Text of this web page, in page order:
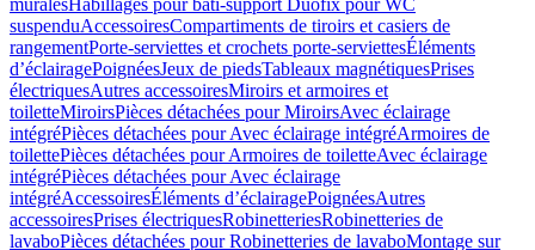
muralesHabillages pour bâti-support Duofix pour WC
suspenduAccessoiresCompartiments de tiroirs et casiers de
rangementPorte-serviettes et crochets porte-serviettesÉléments
d’éclairagePoignéesJeux de piedsTableaux magnétiquesPrises
électriquesAutres accessoiresMiroirs et armoires et
toiletteMiroirsPièces détachées pour MiroirsAvec éclairage
intégréPièces détachées pour Avec éclairage intégréArmoires de
toilettePièces détachées pour Armoires de toiletteAvec éclairage
intégréPièces détachées pour Avec éclairage
intégréAccessoiresÉléments d’éclairagePoignéesAutres
accessoiresPrises électriquesRobinetteriesRobinetteries de
lavaboPièces détachées pour Robinetteries de lavaboMontage sur